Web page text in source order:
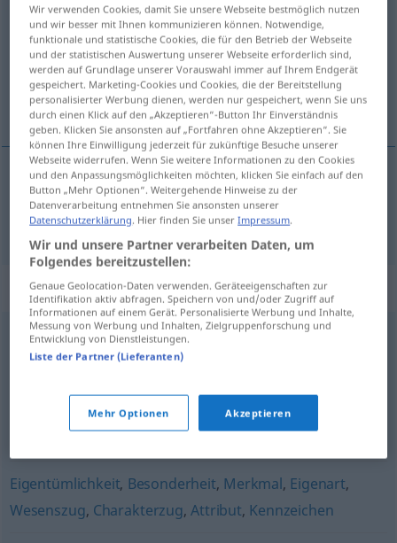
Eigenschaftf <Eigenschaft;-en>
Übersicht aller Übersetzungen
(Für mehr Details die Übersetzung anklicken/antippen)
nitelik, özellik
nitelik,özellik Eigenschaft
Synonyme für "Eigenschaft"
Funktion,Kennzeichen,Funktionalität
Umstand,Gegebenheit,Faktor,Tatsache
Eigentümlichkeit, Besonderheit, Merkmal, Eigenart,
Wesenszug, Charakterzug,Attribut, Kennzeichen
Wir verwenden Cookies, damit Sie unsere Webseite bestmöglich nutzen
und wir besser mit Ihnen kommunizieren können. Notwendige,
funktionale und statistische Cookies, die für den Betrieb der Webseite
und der statistischen Auswertung unserer Webseite erforderlich sind,
werden auf Grundlage unserer Vorauswahl immer auf Ihrem Endgerät
gespeichert. Marketing-Cookies und Cookies, die der Bereitstellung
personalisierter Werbung dienen, werden nur gespeichert, wenn Sie uns
durch einen Klick auf den „Akzeptieren“-Button Ihr Einverständnis
geben. Klicken Sie ansonsten auf „Fortfahren ohne Akzeptieren“. Sie
können Ihre Einwilligung jederzeit für zukünftige Besuche unserer
Webseite widerrufen. Wenn Sie weitere Informationen zu den Cookies
und den Anpassungsmöglichkeiten möchten, klicken Sie einfach auf den
Button „Mehr Optionen“. Weitergehende Hinweise zu der
Datenverarbeitung entnehmen Sie ansonsten unserer
Datenschutzerklärung. Hier finden Sie unserImpressum.
Wir und unsere Partner verarbeiten Daten, um
Folgendes bereitzustellen:
Genaue Geolocation-Daten verwenden. Geräteeigenschaften zur
Identifikation aktiv abfragen. Speichern von und/oder Zugriff auf
Informationen auf einem Gerät. Personalisierte Werbung und Inhalte,
Messung von Werbung und Inhalten, Zielgruppenforschung und
Entwicklung von Dienstleistungen.
Liste der Partner (Lieferanten)
Mehr Optionen Akzeptieren